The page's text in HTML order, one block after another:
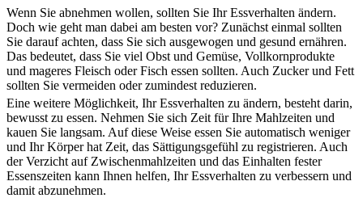
Wenn Sie abnehmen wollen, sollten Sie Ihr Essverhalten ändern.
Doch wie geht man dabei am besten vor? Zunächst einmal sollten
Sie darauf achten, dass Sie sich ausgewogen und gesund ernähren.
Das bedeutet, dass Sie viel Obst und Gemüse, Vollkornprodukte
und mageres Fleisch oder Fisch essen sollten. Auch Zucker und Fett
sollten Sie vermeiden oder zumindest reduzieren.
Eine weitere Möglichkeit, Ihr Essverhalten zu ändern, besteht darin,
bewusst zu essen. Nehmen Sie sich Zeit für Ihre Mahlzeiten und
kauen Sie langsam. Auf diese Weise essen Sie automatisch weniger
und Ihr Körper hat Zeit, das Sättigungsgefühl zu registrieren. Auch
der Verzicht auf Zwischenmahlzeiten und das Einhalten fester
Essenszeiten kann Ihnen helfen, Ihr Essverhalten zu verbessern und
damit abzunehmen.